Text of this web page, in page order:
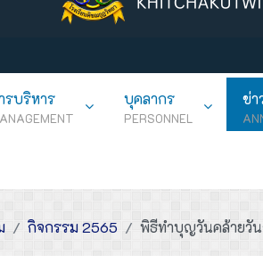
รบริหาร บุคลากร
PERSONNEL
ข่า
กิจกรรม 2565 พิธีทำบุญวันคล้ายวั